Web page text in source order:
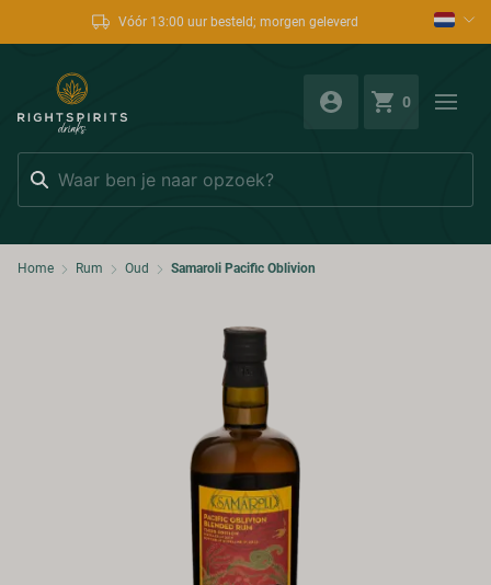
Vóór 13:00 uur besteld; morgen geleverd
0
Home Rum Oud Samaroli Pacific Oblivion